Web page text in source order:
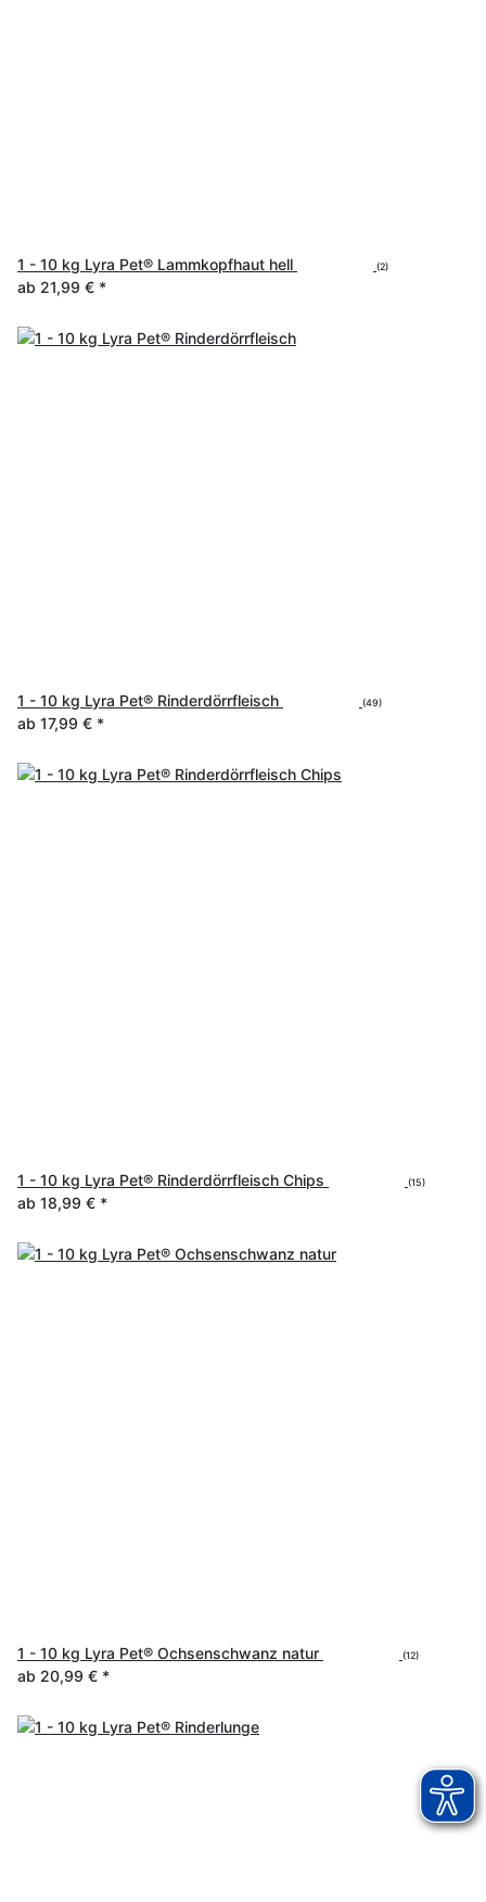
1 - 10 kg Lyra Pet® Lammkopfhaut hell (2)
ab 21,99 € *
1 - 10 kg Lyra Pet® Rinderdörrfleisch (49)
ab 17,99 € *
1 - 10 kg Lyra Pet® Rinderdörrfleisch Chips (15)
ab 18,99 € *
1 - 10 kg Lyra Pet® Ochsenschwanz natur (12)
ab 20,99 € *